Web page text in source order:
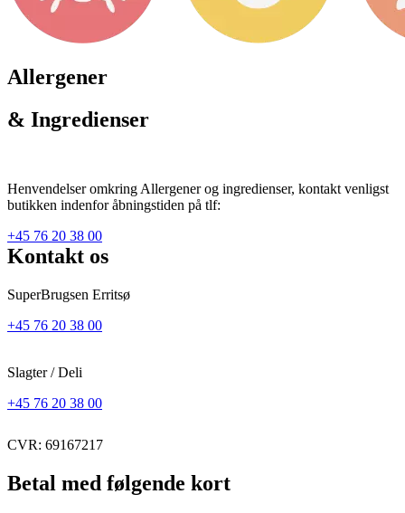
Allergener
& Ingredienser
Henvendelser omkring Allergener og ingredienser, kontakt venligst
butikken indenfor åbningstiden på tlf:
+45 76 20 38 00
Kontakt os
SuperBrugsen Erritsø
+45 76 20 38 00
Slagter / Deli
+45 76 20 38 00
CVR: 69167217
Betal med følgende kort